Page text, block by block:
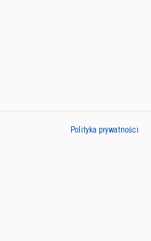
Polityka prywatności